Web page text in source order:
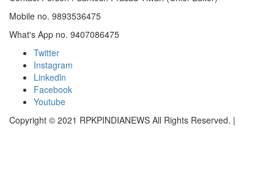
Mobile no. 9893536475
What's App no. 9407086475
Twitter
Instagram
Linkedln
Facebook
Youtube
Copyright © 2021 RPKPINDIANEWS All Rights Reserved. |